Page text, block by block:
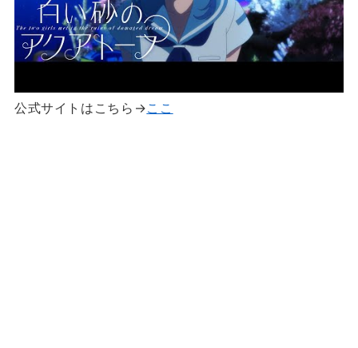
公式サイトはこちら→ここ